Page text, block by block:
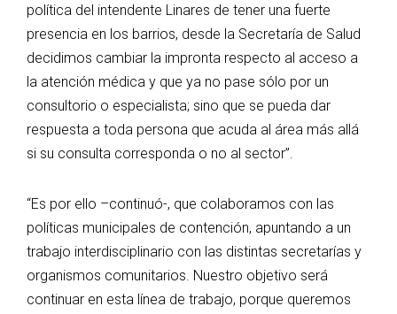
política del intendente Linares de tener una fuerte
presencia en los barrios, desde la Secretaría de Salud
decidimos cambiar la impronta respecto al acceso a
la atención médica y que ya no pase sólo por un
consultorio o especialista; sino que se pueda dar
respuesta a toda persona que acuda al área más allá
si su consulta corresponda o no al sector”.
“Es por ello –continuó-, que colaboramos con las
políticas municipales de contención, apuntando a un
trabajo interdisciplinario con las distintas secretarías y
organismos comunitarios. Nuestro objetivo será
continuar en esta línea de trabajo, porque queremos